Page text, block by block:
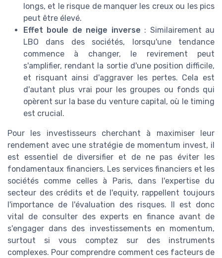
longs, et le risque de manquer les creux ou les pics
peut être élevé.
Effet boule de neige inverse : Similairement au
LBO dans des sociétés, lorsqu'une tendance
commence à changer, le revirement peut
s'amplifier, rendant la sortie d'une position difficile,
et risquant ainsi d'aggraver les pertes. Cela est
d'autant plus vrai pour les groupes ou fonds qui
opèrent sur la base du venture capital, où le timing
est crucial.
Pour les investisseurs cherchant à maximiser leur
rendement avec une stratégie de momentum invest, il
est essentiel de diversifier et de ne pas éviter les
fondamentaux financiers. Les services financiers et les
sociétés comme celles à Paris, dans l'expertise du
secteur des crédits et de l'equity, rappellent toujours
l'importance de l'évaluation des risques. Il est donc
vital de consulter des experts en finance avant de
s'engager dans des investissements en momentum,
surtout si vous comptez sur des instruments
complexes. Pour comprendre comment ces facteurs de